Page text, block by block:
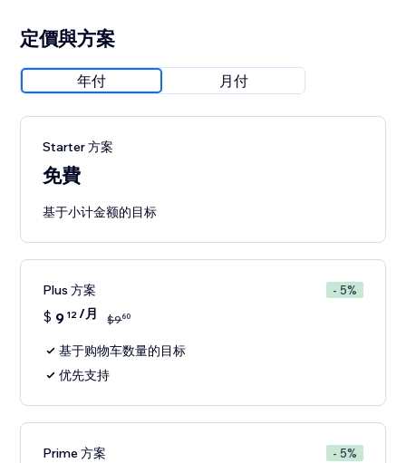
定價與方案
年付 月付
Starter 方案
免費
基于小计金额的目标
Plus 方案 - 5%
$ 9 12/月 $960
基于购物车数量的目标
优先支持
Prime 方案 - 5%